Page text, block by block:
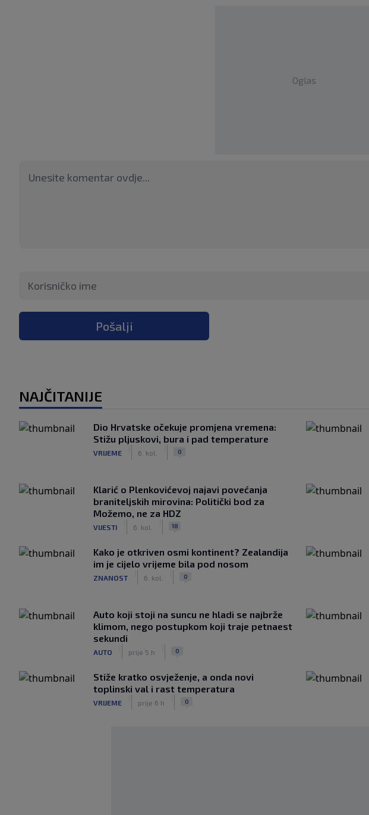
Oglas
Pošalji
NAJČITANIJE
Dio Hrvatske očekuje promjena vremena:
Stižu pljuskovi, bura i pad temperature
VRIJEME 6. kol. 0
Klarić o Plenkovićevoj najavi povećanja
braniteljskih mirovina: Politički bod za
Možemo, ne za HDZ
VIJESTI 6. kol. 18
Kako je otkriven osmi kontinent? Zealandija
im je cijelo vrijeme bila pod nosom
ZNANOST 6. kol. 0
Auto koji stoji na suncu ne hladi se najbrže
klimom, nego postupkom koji traje petnaest
sekundi
AUTO prije 5 h 0
Stiže kratko osvježenje, a onda novi
toplinski val i rast temperatura
VRIJEME prije 6 h 0